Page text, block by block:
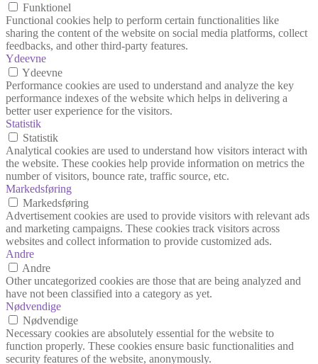
Funktionel
Functional cookies help to perform certain functionalities like
sharing the content of the website on social media platforms, collect
feedbacks, and other third-party features.
Ydeevne
Ydeevne
Performance cookies are used to understand and analyze the key
performance indexes of the website which helps in delivering a
better user experience for the visitors.
Statistik
Statistik
Analytical cookies are used to understand how visitors interact with
the website. These cookies help provide information on metrics the
number of visitors, bounce rate, traffic source, etc.
Markedsføring
Markedsføring
Advertisement cookies are used to provide visitors with relevant ads
and marketing campaigns. These cookies track visitors across
websites and collect information to provide customized ads.
Andre
Andre
Other uncategorized cookies are those that are being analyzed and
have not been classified into a category as yet.
Nødvendige
Nødvendige
Necessary cookies are absolutely essential for the website to
function properly. These cookies ensure basic functionalities and
security features of the website, anonymously.